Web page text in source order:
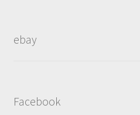
ebay
Facebook